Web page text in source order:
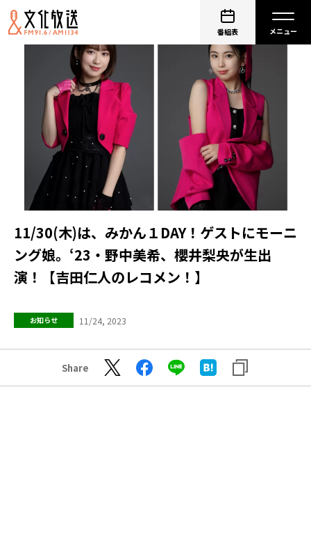
番組表
11/30(木)は、みかん１DAY！ゲストにモーニ
ング娘。‘23・野中美希、櫻井梨央が生出
演！【吉田仁人のレコメン！】
お知らせ 11/24, 2023
Share